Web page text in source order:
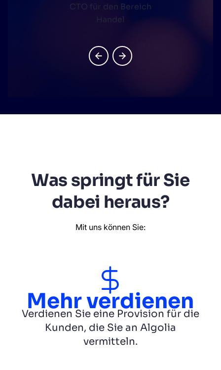
CTO für den Bereich
Handel
Was springt für Sie
dabei heraus?
Mit uns können Sie:
Mehr verdienen
Verdienen Sie eine Provision für die
Kunden, die Sie an Algolia
vermitteln.